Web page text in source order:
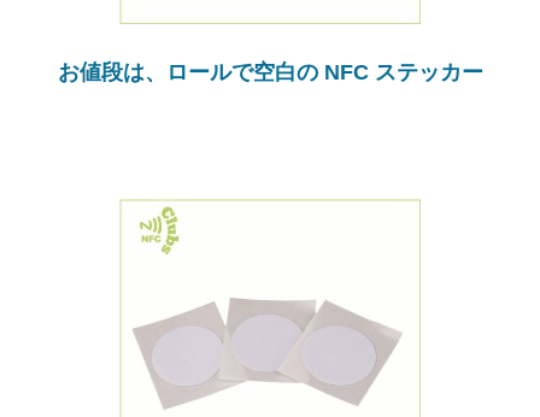
お値段は、ロールで空白の NFC ステッカー